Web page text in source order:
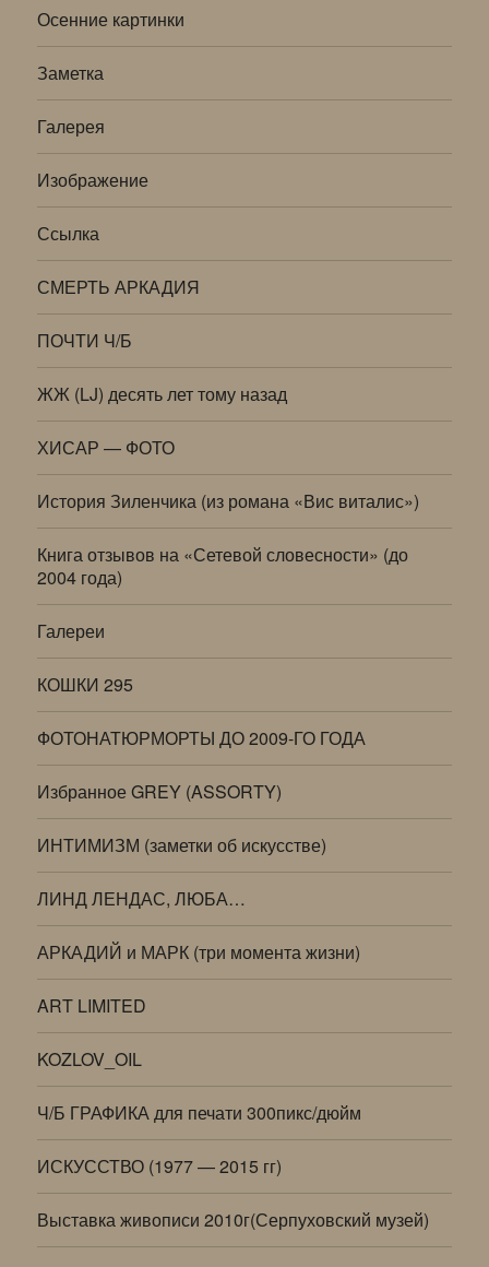
Осенние картинки
Заметка
Галерея
Изображение
Ссылка
СМЕРТЬ АРКАДИЯ
ПОЧТИ Ч/Б
ЖЖ (LJ) десять лет тому назад
ХИСАР — ФОТО
История Зиленчика (из романа «Вис виталис»)
Книга отзывов на «Сетевой словесности» (до
2004 года)
Галереи
КОШКИ 295
ФОТОНАТЮРМОРТЫ ДО 2009-ГО ГОДА
Избранное GREY (ASSORTY)
ИНТИМИЗМ (заметки об искусстве)
ЛИНД ЛЕНДАС, ЛЮБА…
АРКАДИЙ и МАРК (три момента жизни)
ART LIMITED
KOZLOV_OIL
Ч/Б ГРАФИКА для печати 300пикс/дюйм
ИСКУССТВО (1977 — 2015 гг)
Выставка живописи 2010г(Серпуховский музей)